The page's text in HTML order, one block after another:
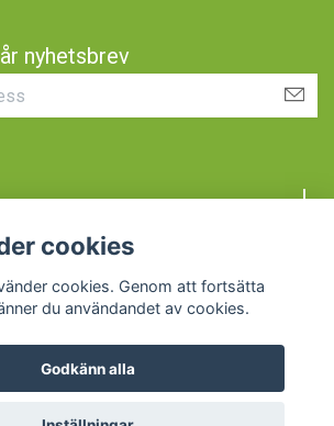
nyhetsbrev
© 2026 Kortbutiken
cookies
cookies. Genom att fortsätta
du användandet av cookies.
Godkänn alla